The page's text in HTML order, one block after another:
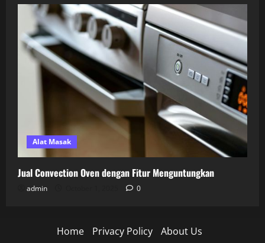
Alat Masak
Jual Convection Oven dengan Fitur Menguntungkan
admin 0
Home Privacy Policy About Us